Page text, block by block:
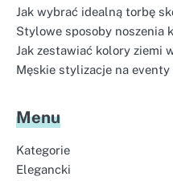
Jak wybrać idealną torbę
Stylowe sposoby noszenia
Jak zestawiać kolory ziemi
Męskie stylizacje na
Menu
Kategorie
Elegancki